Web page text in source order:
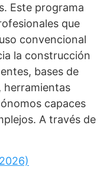
Este programa
que
convencional
la construcción
bases de
herramientas
capaces
A través de